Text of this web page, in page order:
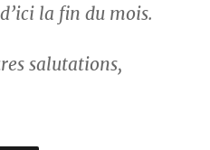
la fin du mois.
salutations,